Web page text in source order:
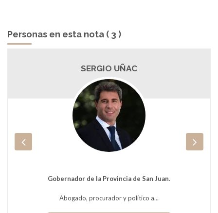
Personas en esta nota ( 3 )
SERGIO UÑAC
Gobernador de la Provincia de San Juan.
Abogado, procurador y político a...